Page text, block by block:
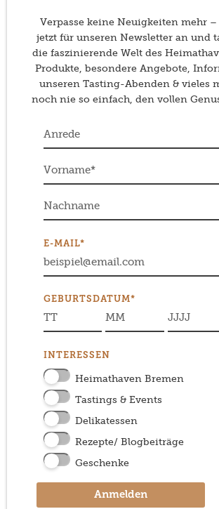
Verpasse keine Neuigkeiten mehr
jetzt für unseren Newsletter an und
die faszinierende Welt des
Produkte, besondere Angebote,
unseren Tasting-Abenden & vieles
noch nie so einfach, den vollen
E-MAIL*
GEBURTSDATUM*
INTERESSEN
Heimathaven Bremen
Tastings & Events
Delikatessen
Rezepte/ Blogbeiträge
Geschenke
Anmelden